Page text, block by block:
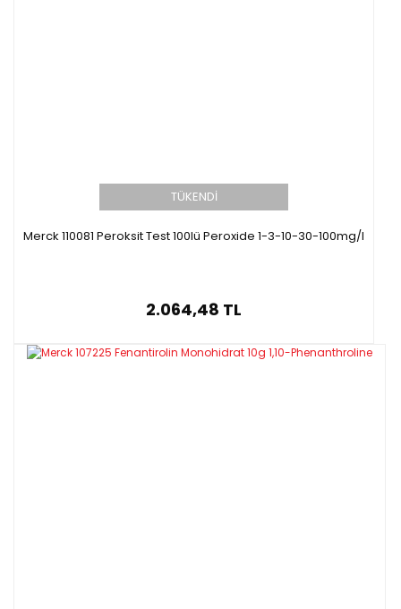
TÜKENDİ
Merck 110081 Peroksit Test 100lü Peroxide 1-3-10-30-100mg/l
2.064,48 TL